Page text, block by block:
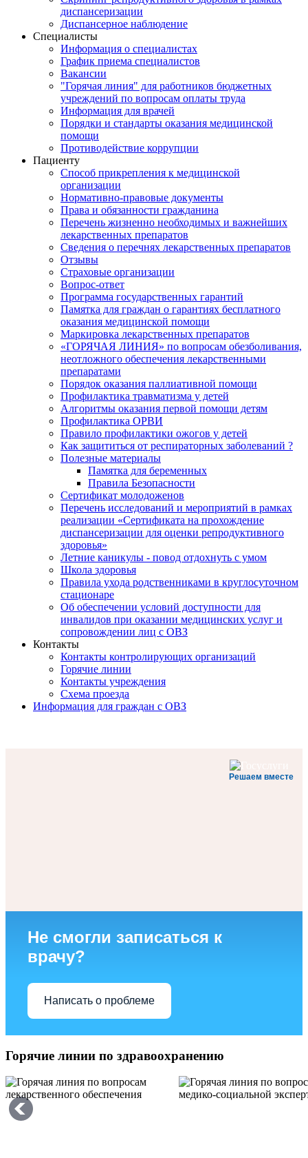
диспансеризации
Диспансерное наблюдение
Специалисты
Информация о специалистах
График приема специалистов
Вакансии
"Горячая линия" для работников бюджетных
учреждений по вопросам оплаты труда
Информация для врачей
Порядки и стандарты оказания медицинской
помощи
Противодействие коррупции
Пациенту
Способ прикрепления к медицинской
организации
Нормативно-правовые документы
Права и обязанности гражданина
Перечень жизненно необходимых и важнейших
лекарственных препаратов
Сведения о перечнях лекарственных препаратов
Отзывы
Страховые организации
Вопрос-ответ
Программа государственных гарантий
Памятка для граждан о гарантиях бесплатного
оказания медицинской помощи
Маркировка лекарственных препаратов
«ГОРЯЧАЯ ЛИНИЯ» по вопросам обезболивания,
неотложного обеспечения лекарственными
препаратами
Порядок оказания паллиативной помощи
Профилактика травматизма у детей
Алгоритмы оказания первой помощи детям
Профилактика ОРВИ
Правило профилактики ожогов у детей
Как защититься от респираторных заболеваний ?
Полезные материалы
Памятка для беременных
Правила Безопасности
Сертификат молодоженов
Перечень исследований и мероприятий в рамках
реализации «Сертификата на прохождение
диспансеризации для оценки репродуктивного
здоровья»
Летние каникулы - повод отдохнуть с умом
Школа здоровья
Правила ухода родственниками в круглосуточном
стационаре
Об обеспечении условий доступности для
инвалидов при оказании медицинских услуг и
сопровождении лиц с ОВЗ
Контакты
Контакты контролирующих организаций
Горячие линии
Контакты учреждения
Схема проезда
Информация для граждан с ОВЗ
Решаем вместе
Не смогли записаться к
врачу?
Написать о проблеме
Горячие линии по здравоохранению